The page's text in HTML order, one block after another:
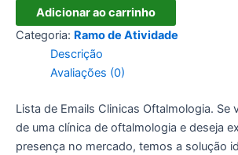
Emails
Clinicas
Oftalmologia
Adicionar ao carrinho
Categoria: Ramo de Atividade
Descrição
Avaliações (0)
Lista de Emails Clinicas Oftalmologia. Se
de uma clínica de oftalmologia e deseja
presença no mercado, temos a solução